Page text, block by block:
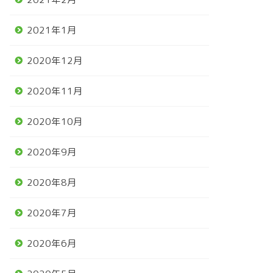
2021年1月
2020年12月
2020年11月
2020年10月
2020年9月
2020年8月
2020年7月
2020年6月